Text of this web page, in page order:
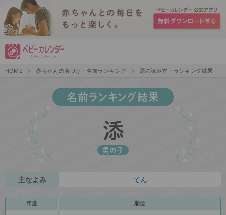
HOME 赤ちゃんの名づけ・名前ランキング 添の読み方・ランキング結果
名前ランキング結果
添
男の子
主なよみ てん
年度 順位